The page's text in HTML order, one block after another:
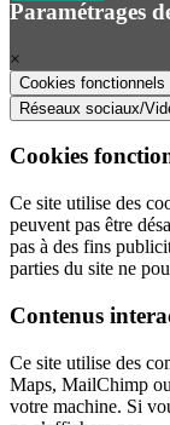
Paramétrages
×
Cookies fonctionnels
Réseaux sociaux/
Cookies
Ce site utilise des
peuvent pas être
pas à des fins
parties du site ne
Contenus
Ce site utilise des
Maps, MailChimp
votre machine. Si